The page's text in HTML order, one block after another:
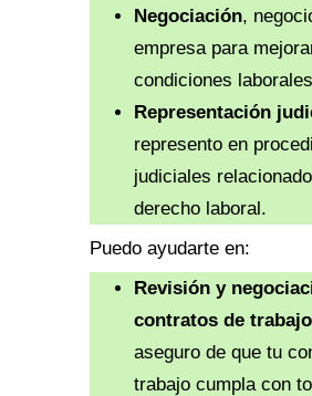
Negociación,
empresa para
condiciones
Representación
represento en
judiciales
derecho laboral.
Puedo ayudarte en:
Revisión y
contratos de trabajo
aseguro de que tu
trabajo cumpla con